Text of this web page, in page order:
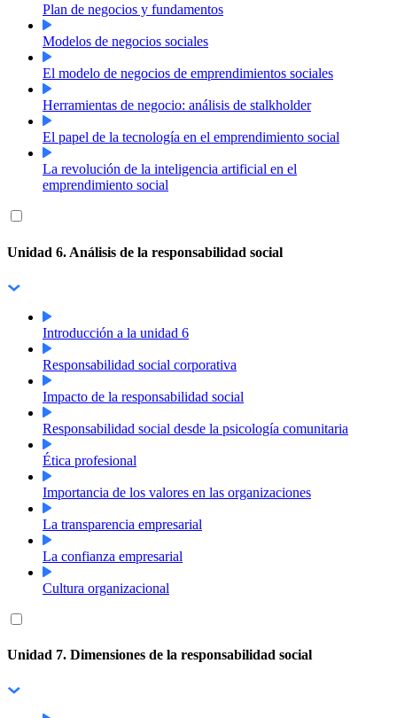
Plan de negocios y fundamentos
Modelos de negocios sociales
El modelo de negocios de emprendimientos sociales
Herramientas de negocio: análisis de stalkholder
El papel de la tecnología en el emprendimiento social
La revolución de la inteligencia artificial en el
emprendimiento social
Unidad 6. Análisis de la responsabilidad social
Introducción a la unidad 6
Responsabilidad social corporativa
Impacto de la responsabilidad social
Responsabilidad social desde la psicología comunitaria
Ética profesional
Importancia de los valores en las organizaciones
La transparencia empresarial
La confianza empresarial
Cultura organizacional
Unidad 7. Dimensiones de la responsabilidad social